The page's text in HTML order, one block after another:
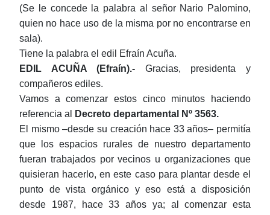
(Se le concede la palabra al señor Nario Palomino,
quien no hace uso de la misma por no encontrarse en
sala).
Tiene la palabra el edil
Efraín Acuña.
EDIL ACUÑA (Efraín).- Gracias, presidenta y
compañeros ediles.
Vamos a comenzar estos cinco minutos haciendo
referencia al
Decreto departamental Nº 3563.
El mismo –desde su creación hace 33 años– permitía
que los espacios rurales de nuestro departamento
fueran trabajados por vecinos u organizaciones que
quisieran hacerlo, en este caso para plantar desde el
punto de vista orgánico y eso está a disposición
desde 1987, hace 33 años ya; al comenzar esta